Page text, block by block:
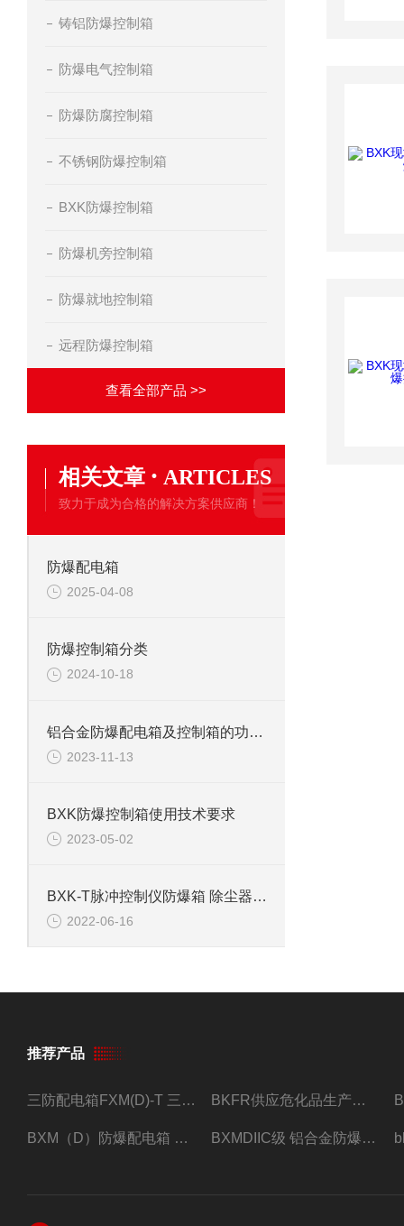
铸铝防爆控制箱
防爆电气控制箱
防爆防腐控制箱
不锈钢防爆控制箱
BXK防爆控制箱
防爆机旁控制箱
防爆就地控制箱
远程防爆控制箱
查看全部产品 >>
相关文章 · ARTICLES
致力于成为合格的解决方案供应商！
防爆配电箱
2025-04-08
防爆控制箱分类
2024-10-18
铝合金防爆配电箱及控制箱的功能特点
2023-11-13
BXK防爆控制箱使用技术要求
2023-05-02
BXK-T脉冲控制仪防爆箱 除尘器防爆电控箱
2022-06-16
推荐产品
三防配电箱FXM(D)-T 三防型黑色工程塑料 BKFR供应危化品生产车间1.5匹2匹3匹5匹防爆空调
BXM（D）防爆配电箱 防爆照明动力箱厂家 定做 BXMDIIC级 铝合金防爆照明动力配电箱 加工定做